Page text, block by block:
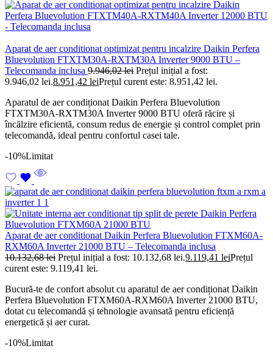
Aparat de aer conditionat optimizat pentru incalzire Daikin Perfera
Bluevolution FTXTM30A-RXTM30A Inverter 9000 BTU –
Telecomanda inclusa 9.946,02lei Prețul inițial a fost:
9.946,02 lei.8.951,42 leiPrețul curent este: 8.951,42 lei.
Aparatul de aer condiționat Daikin Perfera Bluevolution
FTXTM30A-RXTM30A Inverter 9000 BTU oferă răcire și
încălzire eficientă, consum redus de energie și control complet prin
telecomandă, ideal pentru confortul casei tale.
-10%Limitat
Aparat de aer conditionat Daikin Perfera Bluevolution FTXM60A-
RXM60A Inverter 21000 BTU – Telecomanda inclusa
10.132,68lei Prețul inițial a fost: 10.132,68 lei.9.119,41 leiPrețul
curent este: 9.119,41 lei.
Bucură-te de confort absolut cu aparatul de aer condiționat Daikin
Perfera Bluevolution FTXM60A-RXM60A Inverter 21000 BTU,
dotat cu telecomandă și tehnologie avansată pentru eficiență
energetică și aer curat.
-10%Limitat